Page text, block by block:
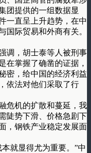
团提供的一组数据显
一直呈上升趋势，在中
国际贸易和外商有关。
，胡士泰等人被刑事
在掌握了确凿的证据，
密，给中国的经济利益
依法对他们采取了行
机的扩散和蔓延，我
陡势下滑、价格急剧下
，钢铁产业稳定发展面
就显得尤为重要。”中